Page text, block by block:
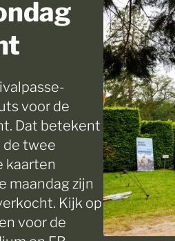
voor de
Dat betekent
de twee
kaarten
maandag zijn
Kijk op
voor de